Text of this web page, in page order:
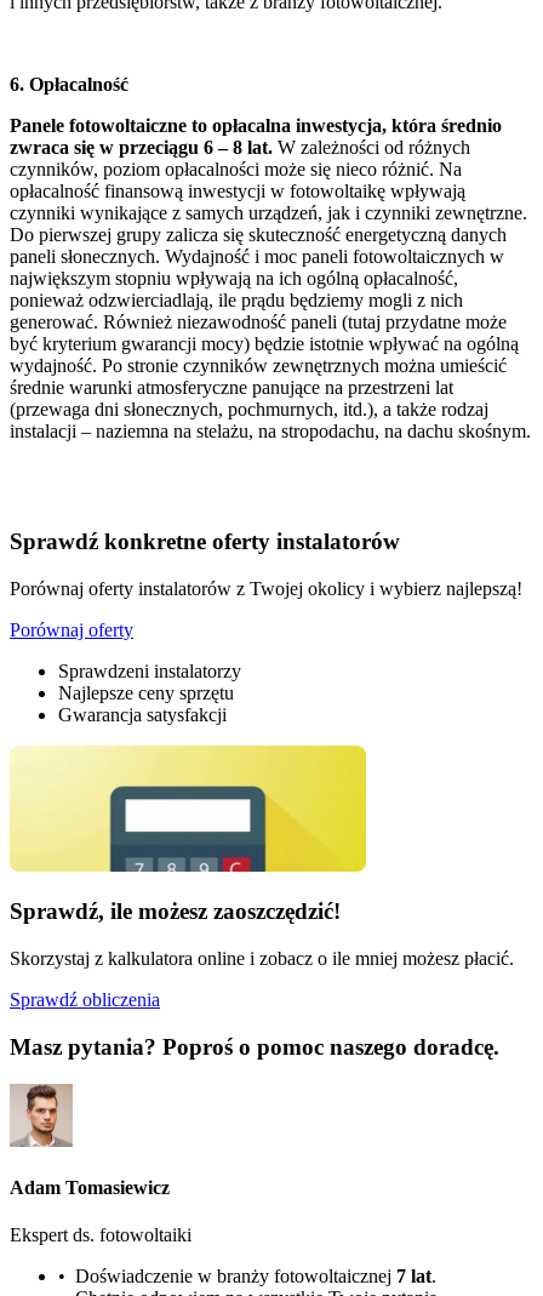
6. Opłacalność
Panele fotowoltaiczne to opłacalna inwestycja, która średnio
zwraca się w przeciągu 6 – 8 lat. W zależności od różnych
czynników, poziom opłacalności może się nieco różnić. Na
opłacalność finansową inwestycji w fotowoltaikę wpływają
czynniki wynikające z samych urządzeń, jak i czynniki zewnętrzne.
Do pierwszej grupy zalicza się skuteczność energetyczną danych
paneli słonecznych. Wydajność i moc paneli fotowoltaicznych w
największym stopniu wpływają na ich ogólną opłacalność,
ponieważ odzwierciadlają, ile prądu będziemy mogli z nich
generować. Również niezawodność paneli (tutaj przydatne może
być kryterium gwarancji mocy) będzie istotnie wpływać na ogólną
wydajność. Po stronie czynników zewnętrznych można umieścić
średnie warunki atmosferyczne panujące na przestrzeni lat
(przewaga dni słonecznych, pochmurnych, itd.), a także rodzaj
instalacji – naziemna na stelażu, na stropodachu, na dachu skośnym.
Sprawdź konkretne oferty instalatorów
Porównaj oferty instalatorów z Twojej okolicy i wybierz najlepszą!
Porównaj oferty
Sprawdzeni instalatorzy
Najlepsze ceny sprzętu
Gwarancja satysfakcji
Sprawdź, ile możesz zaoszczędzić!
Skorzystaj z kalkulatora online i zobacz o ile mniej możesz płacić.
Sprawdź obliczenia
Masz pytania? Poproś o pomoc naszego doradcę.
Adam Tomasiewicz
Ekspert ds. fotowoltaiki
• Doświadczenie w branży fotowoltaicznej 7 lat.